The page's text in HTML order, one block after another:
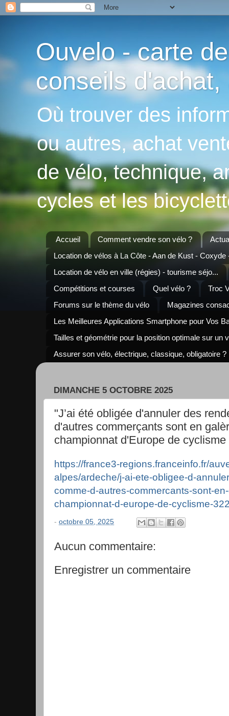
Ouvelo - carte
conseils
Où trouver des
ou autres, achat
de vélo, technique,
cycles et les
Accueil Comment vendre son vélo ?
Location de vélos à La Côte - Aan de Kust - Coxyde
Location de vélo en ville (régies) - tourisme séjo...
Compétitions et courses
Quel vélo ?
Troc
Forums sur le thème du vélo
Magazines
Les Meilleures Applications Smartphone pour Vos
Tailles et géométrie pour la position optimale sur un
Assurer son vélo, électrique, classique, obligatoire ?
DIMANCHE 5 OCTOBRE 2025
"J’ai été obligée d'annuler des
d'autres commerçants sont en
championnat d'Europe de cyclisme
https://france3-regions.franceinfo.fr/
alpes/ardeche/j-ai-ete-obligee-d-
comme-d-autres-commercants-sont-
championnat-d-europe-de-cyclisme-
- octobre 05, 2025
Aucun commentaire:
Enregistrer un commentaire